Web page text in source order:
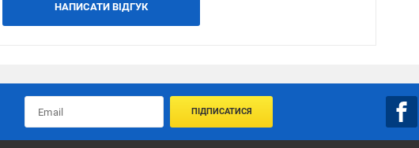
НАПИСАТИ ВІДГУК
ПІДПИСАТИСЯ